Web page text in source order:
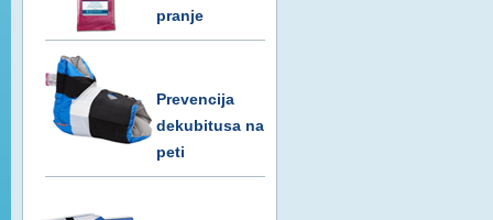
pranje
Prevencija
dekubitusa na
peti